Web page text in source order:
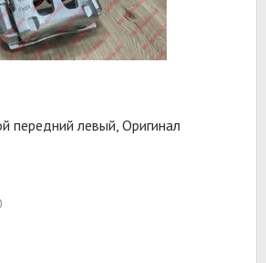
передний левый, Оригинал